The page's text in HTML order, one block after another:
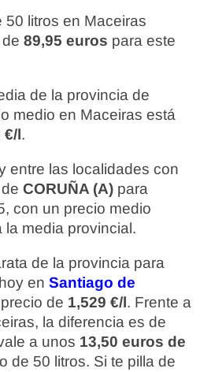
litros en Maceiras
89,95 euros para este
de la provincia de
medio en Maceiras está
€/l.
entre las localidades con
CORUÑA (A) para
con un precio medio
la media provincial.
de la provincia para
en Santiago de
de 1,529 €/l. Frente a
la diferencia es de
a unos 13,50 euros de
de 50 litros. Si te pilla de